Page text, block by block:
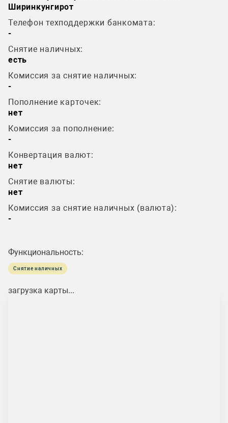
Ширинкунгирот
Телефон техподдержки банкомата:
-
Снятие наличных:
есть
Комиссия за снятие наличных:
-
Пополнение карточек:
нет
Комиссия за пополнение:
-
Конвертация валют:
нет
Снятие валюты:
нет
Комиссия за снятие наличных (валюта):
-
Функциональность:
Снятие наличных
загрузка карты...